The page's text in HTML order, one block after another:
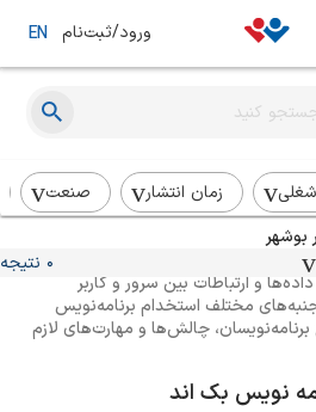
ورود/ثبت‌نام EN
زمان انتشار
صنعت
بوشهر
0 نتیجه
جامع برای کارفرمایان و
مراحل در توسعه نرم‌افزار و
بک اند مسئول ایجاد و
و ارتباطات بین سرور و کاربر
مختلف استخدام برنامه‌نویس
برنامه‌نویسان، چالش‌ها و مهارت‌های لازم
نویس بک اند